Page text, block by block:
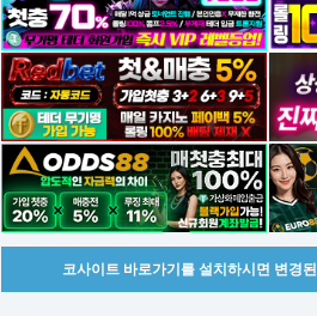
코사이트 바로가기를 설치하시면 변경